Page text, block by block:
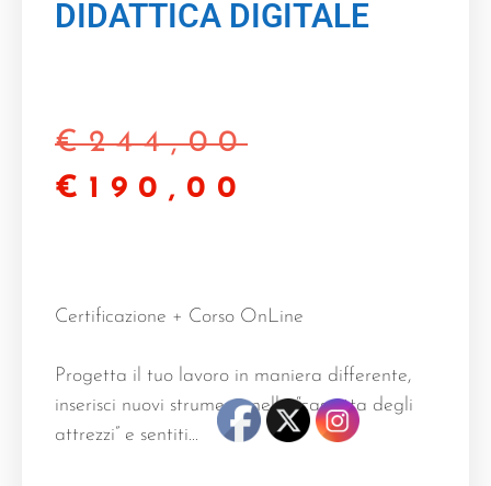
DIDATTICA DIGITALE
€244,00
€ 190,00
Certificazione + Corso OnLine
Progetta il tuo lavoro in maniera differente,
inserisci nuovi strumenti nella “cassetta degli
attrezzi” e sentiti…